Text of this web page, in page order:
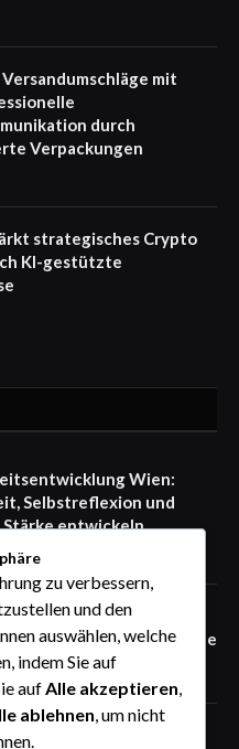
mit
durch
Verpackungen
strategisches Crypto
KI-gestützte
Wien:
Selbstreflexion und
entwickeln
Großhandel für
und gewerbliche Betriebe
Ausstattung für
zu verbessern,
und den
auswählen, welche
indem Sie auf
aufAlle akzeptieren,
ablehnen, um nicht